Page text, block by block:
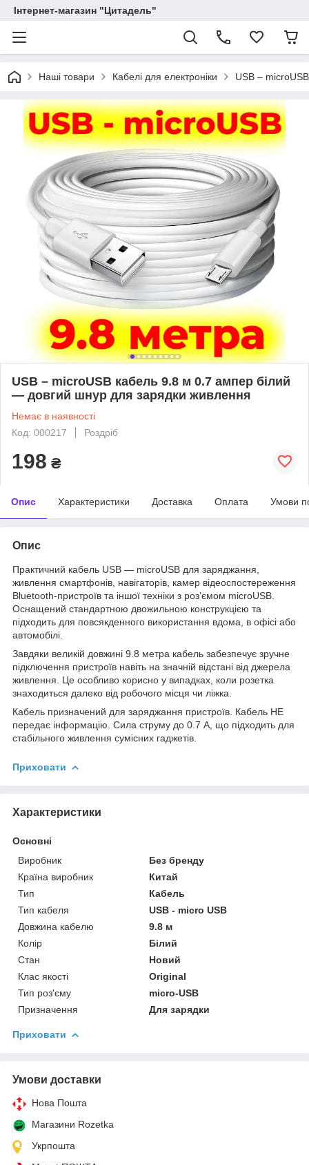
Інтернет-магазин "Цитадель"
Наші товари Кабелі для електроніки USB –
USB – microUSB кабель 9.8 м 0.7 ампер білий
— довгий шнур для зарядки живлення
Немає в наявності
Код: 000217
Роздріб
198 ₴
Опис Характеристики Доставка Оплата Умови
Опис
Практичний кабель USB — microUSB для заряджання,
живлення смартфонів, навігаторів, камер відеоспостереження
Bluetooth-пристроїв та іншої техніки з роз’ємом microUSB.
Оснащений стандартною двожильною конструкцією та
підходить для повсякденного використання вдома, в офісі або
автомобілі.
Завдяки великій довжині 9.8 метра кабель забезпечує зручне
підключення пристроїв навіть на значній відстані від джерела
живлення. Це особливо корисно у випадках, коли розетка
знаходиться далеко від робочого місця чи ліжка.
Кабель призначений для заряджання пристроїв. Кабель НЕ
передає інформацію. Сила струму до 0.7 А, що підходить для
стабільного живлення сумісних гаджетів.
Приховати
Характеристики
Основні
Виробник
Без бренду
Країна виробник
Китай
Тип
Кабель
Тип кабеля
USB - micro USB
Довжина кабелю
9.8 м
Колір
Білий
Стан
Новий
Клас якості
Original
Тип роз'єму
micro-USB
Призначення
Для зарядки
Приховати
Умови доставки
Нова Пошта
Магазини Rozetka
Укрпошта